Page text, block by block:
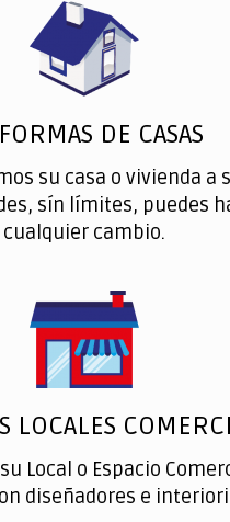
DE CASAS
su casa o vivienda a
sín límites, puedes
cualquier cambio.
LOCALES
Local o Espacio
diseñadores e